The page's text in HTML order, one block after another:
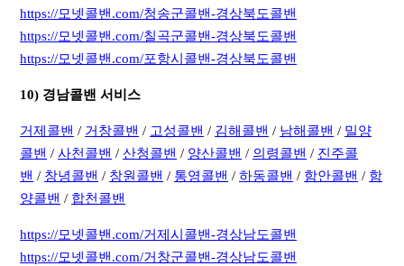
https://모넷콜밴.com/청송군콜밴-경상북도콜밴
https://모넷콜밴.com/칠곡군콜밴-경상북도콜밴
https://모넷콜밴.com/포항시콜밴-경상북도콜밴
10) 경남콜밴 서비스
거제콜밴 / 거창콜밴 / 고성콜밴 / 김해콜밴 / 남해콜밴 / 밀양
콜밴 /사천콜밴 /산청콜밴 / 양산콜밴 / 의령콜밴 / 진주콜
밴 / 창녕콜밴 / 창원콜밴 / 통영콜밴 /하동콜밴 / 함안콜밴 / 함
양콜밴 / 합천콜밴
https://모넷콜밴.com/거제시콜밴-경상남도콜밴
https://모넷콜밴.com/거창군콜밴-경상남도콜밴